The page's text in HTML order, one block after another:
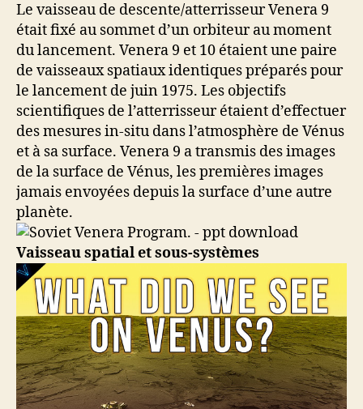
Le vaisseau de descente/atterrisseur Venera 9
était fixé au sommet d’un orbiteur au moment
du lancement. Venera 9 et 10 étaient une paire
de vaisseaux spatiaux identiques préparés pour
le lancement de juin 1975. Les objectifs
scientifiques de l’atterrisseur étaient d’effectuer
des mesures in-situ dans l’atmosphère de Vénus
et à sa surface. Venera 9 a transmis des images
de la surface de Vénus, les premières images
jamais envoyées depuis la surface d’une autre
planète.
Vaisseau spatial et sous-systèmes